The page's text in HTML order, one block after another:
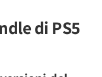
di PS5